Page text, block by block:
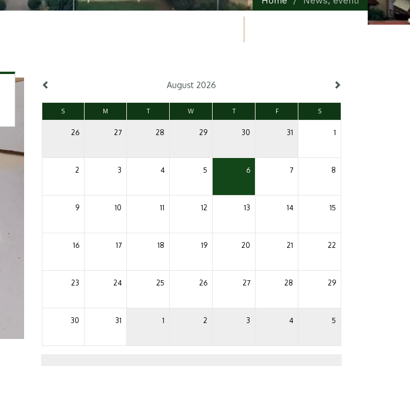
August 2026
S M T W T F S
26 27 28 29 30 31 1
2 3 4 5 6 7 8
9 10 11 12 13 14 15
16 17 18 19 20 21 22
23 24 25 26 27 28 29
30 31 1 2 3 4 5